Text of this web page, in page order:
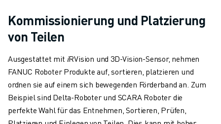
Kommissionierung und Platzierung
von Teilen
Ausgestattet mit 𝑖RVision und 3D-Vision-Sensor, nehmen
FANUC Roboter Produkte auf, sortieren, platzieren und
ordnen sie auf einem sich bewegenden Förderband an. Zum
Beispiel sind Delta-Roboter und SCARA Roboter die
perfekte Wahl für das Entnehmen, Sortieren, Prüfen,